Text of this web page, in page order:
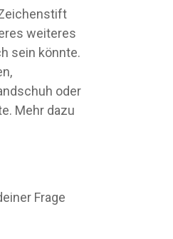
weiteres
sein könnte.
oder
Mehr dazu
Frage